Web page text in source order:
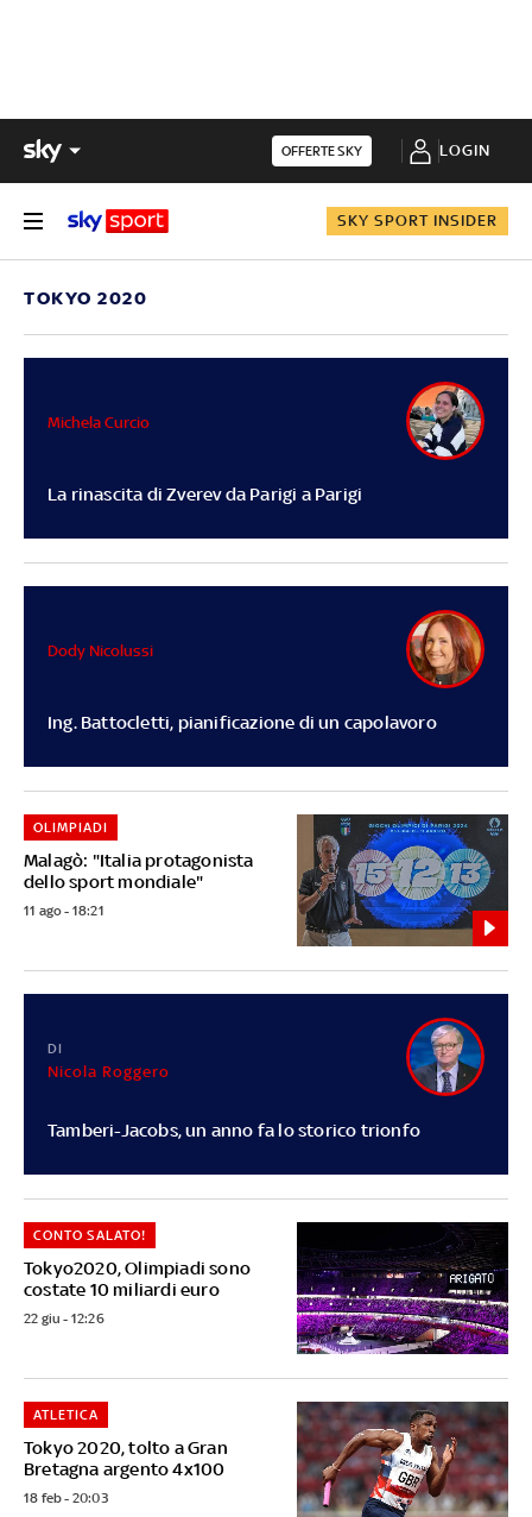
OFFERTE SKY LOGIN
SKY SPORT INSIDER
TOKYO 2020
La rinascita di Zverev da Parigi a Parigi
Michela Curcio
Ing. Battocletti, pianificazione di un capolavoro
Dody Nicolussi
Malagò: "Italia protagonista
dello sport mondiale"
OLIMPIADI
11 ago - 18:21
Tamberi-Jacobs, un anno fa lo storico trionfo
DI
Nicola Roggero
Tokyo2020, Olimpiadi sono
costate 10 miliardi euro
CONTO SALATO!
22 giu - 12:26
Tokyo 2020, tolto a Gran
Bretagna argento 4x100
ATLETICA
18 feb - 20:03